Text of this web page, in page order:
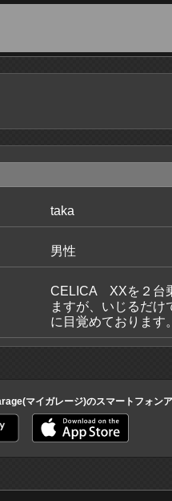
taka
男性
CELICA XXを２台
ますが、いじるだ
に目覚めております。
マイガレージ)のスマートフォン